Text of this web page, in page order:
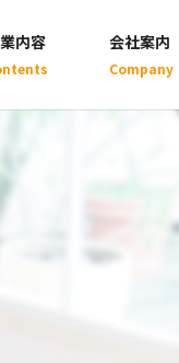
内容 会社案内
Company